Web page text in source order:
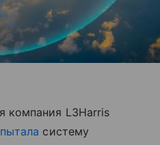
компания L3Harris
систему